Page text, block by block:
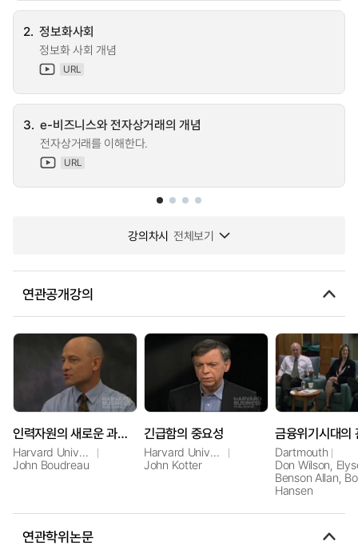
2. 정보화사회
정보화 사회 개념
URL
3. e-비즈니스와 전자상거래의 개념
전자상거래를 이해한다.
URL
강의차시 전체보기
연관공개강의
인력자원의 새로운 과학적 연구방법
Harvard University
John Boudreau
긴급함의 중요성
Harvard University
John Kotter
금융위기시대의
Dartmouth
Don Wilson,
Benson Allan,
Hansen
연관학위논문